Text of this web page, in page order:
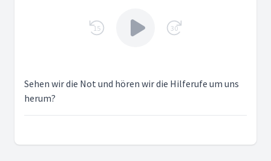
15 30
Sehen wir die Not und hören wir die Hilferufe um uns
herum?